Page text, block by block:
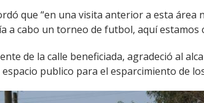
que “en una visita anterior a esta
a cabo un torneo de futbol, aquí estamos
de la calle beneficiada, agradeció al
publico para el esparcimiento de